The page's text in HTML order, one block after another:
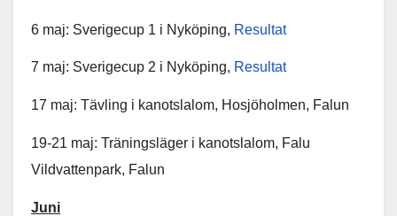
6 maj: Sverigecup 1 i Nyköping, Resultat
7 maj: Sverigecup 2 i Nyköping, Resultat
17 maj: Tävling i kanotslalom, Hosjöholmen, Falun
19-21 maj: Träningsläger i kanotslalom, Falu
Vildvattenpark, Falun
Juni